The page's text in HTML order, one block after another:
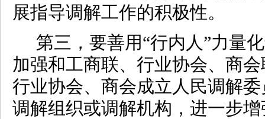
展指导调解工作的积极性。
第三，要善用“行内人”力量
加强和工商联、行业协会、商
行业协会、商会成立人民调解
调解组织或调解机构，进一步